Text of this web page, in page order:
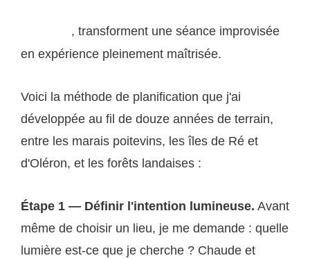
, transforment une séance improvisée
en expérience pleinement maîtrisée.
Voici la méthode de planification que j'ai
développée au fil de douze années de terrain,
entre les marais poitevins, les îles de Ré et
d'Oléron, et les forêts landaises :
Étape 1 — Définir l'intention lumineuse. Avant
même de choisir un lieu, je me demande : quelle
lumière est-ce que je cherche ? Chaude et